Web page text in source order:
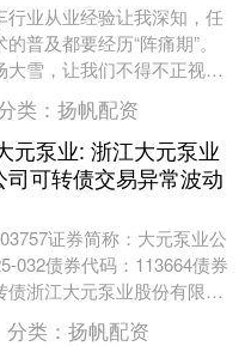
行业从业经验让我深知，任
普及都要经历“阵痛期”。
大雪，让我们不得不正视新
寒天气下的实际表现。 作为
....
类： 扬帆配资
元泵业: 浙江大元泵业
司可转债交易异常波动
证券简称：大元泵业公
032债券代码：113664债券
债浙江大元泵业股份有限公
异常波动公告本公司董....
分类： 扬帆配资